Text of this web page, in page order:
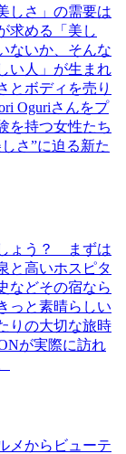
しさ」の需要は
求める「美し
ないか、そんな
い人」が生まれ
とボディを売り
Oguriさんをプ
を持つ女性たち
さ”に迫る新た
ょう？ まずは
と高いホスピタ
などその宿なら
っと素晴らしい
りの大切な旅時
が実際に訪れ
メからビューテ